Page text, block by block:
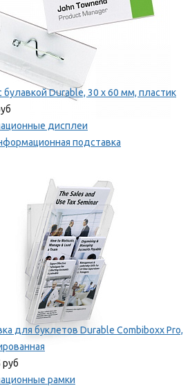
Durable, 30 х 60 мм, пластик
дисплеи
подставка
для буклетов Durable Combiboxx Pro,
руб
рамки